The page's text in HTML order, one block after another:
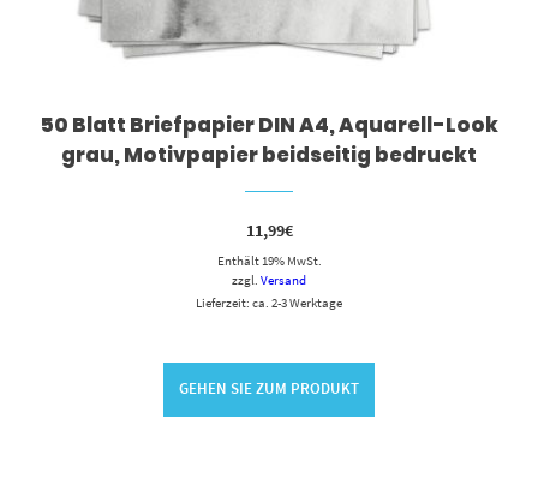
50 Blatt Briefpapier DIN A4, Aquarell-Look
grau, Motivpapier beidseitig bedruckt
11,99€
Enthält 19% MwSt.
zzgl. Versand
Lieferzeit: ca. 2-3 Werktage
GEHEN SIE ZUM PRODUKT